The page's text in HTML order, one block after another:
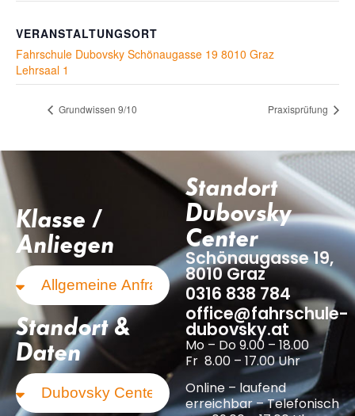
VERANSTALTUNGSORT
Fahrschule Dubovsky Schönaugasse 19 8010 Graz
Lehrsaal 1
Grundwissen 9/10 Praxisprüfung
Standort
Dubovsky
Center
Schönaugasse 19,
8010 Graz
0316 838 784
office@fahrschule-
dubovsky.at
Mo – Do 9.00 – 18.00
Fr 8.00 – 17.00 Uhr
Online – laufend
erreichbar – Telefonisch
Klasse /
Anliegen
Standort &
Daten